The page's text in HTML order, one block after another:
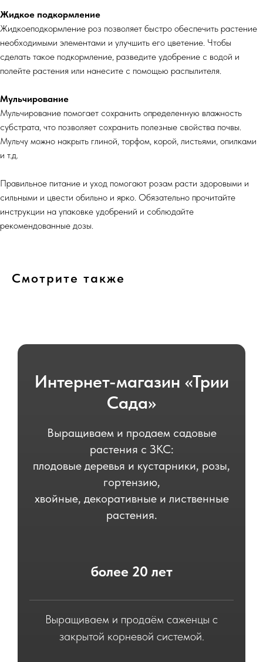
Жидкое подкормление
Жидкоеподкормление роз позволяет быстро обеспечить растение
необходимыми элементами и улучшить его цветение. Чтобы
сделать такое подкормление, разведите удобрение с водой и
полейте растения или нанесите с помощью распылителя.
Мульчирование
Мульчирование помогает сохранить определенную влажность
субстрата, что позволяет сохранить полезные свойства почвы.
Мульчу можно накрыть глиной, торфом, корой, листьями, опилками
и т.д.
Правильное питание и уход помогают розам расти здоровыми и
сильными и цвести обильно и ярко. Обязательно прочитайте
инструкции на упаковке удобрений и соблюдайте
рекомендованные дозы.
Смотрите также
Интернет-магазин «Трии
Сада»
Выращиваем и продаем садовые
растения с ЗКС:
плодовые деревья и кустарники, розы,
гортензию,
хвойные, декоративные и лиственные
растения.
более 20 лет
Выращиваем и продаём саженцы с
закрытой корневой системой.